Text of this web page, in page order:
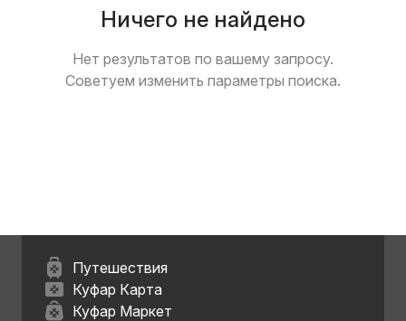
Ничего не найдено
Нет результатов по вашему запросу.
Советуем изменить параметры поиска.
Путешествия
Куфар Карта
Куфар Маркет